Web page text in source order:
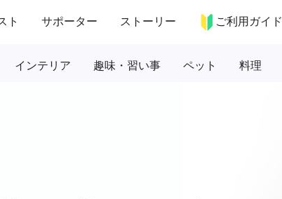
ト サポーター ストーリー ご利用ガイド
インテリア 趣味・習い事 ペット 料理